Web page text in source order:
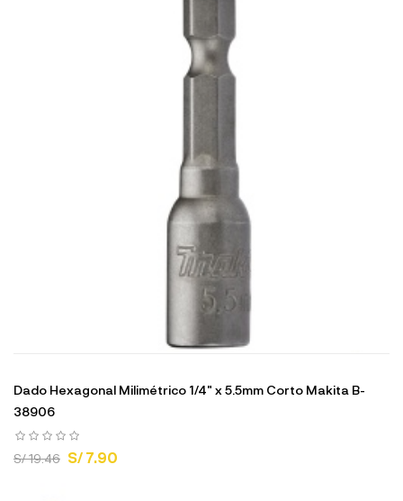
Dado Hexagonal Milimétrico 1/4" x 5.5mm Corto Makita B-
38906
S/ 19.46 S/ 7.90